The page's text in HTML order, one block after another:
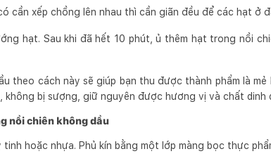
cần xếp chồng lên nhau thì cần giãn đều để các hạt ở
hạt. Sau khi đã hết 10 phút, ủ thêm hạt trong nồi
theo cách này sẽ giúp bạn thu được thành phẩm là mẻ
bị sượng, giữ nguyên được hương vị và chất dinh
nồi chiên không dầu
hoặc nhựa. Phủ kín bằng một lớp màng bọc thực